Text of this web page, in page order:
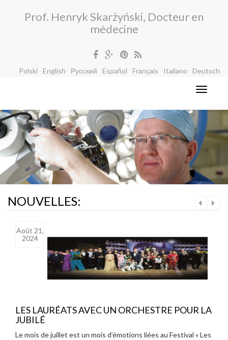
Prof. Henryk Skarżyński, Docteur en
médecine
Polski English Русский Español Français Italiano Deutsch
NOUVELLES:
Août 21,
2024
LES LAURÉATS AVEC UN ORCHESTRE POUR LA
JUBILÉ
Le mois de juillet est un mois d’émotions liées au Festival « Les